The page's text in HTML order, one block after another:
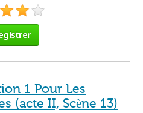
1 Pour Les
(acte II, Scène 13)